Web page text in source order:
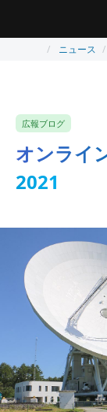
ニュース
広報ブログ
オンライ
2021